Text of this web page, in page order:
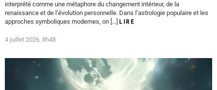
interprété comme une métaphore du changement intérieur, de la
renaissance et de l’évolution personnelle. Dans l’astrologie populaire et les
approches symboliques modernes, on […] LIRE
4 juillet 2026, 8h48